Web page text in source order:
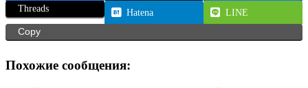
Threads
Hatena
LINE
Copy
Похожие сообщения: